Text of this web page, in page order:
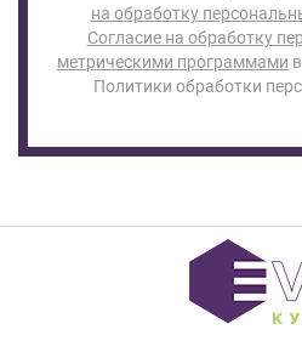
на обработку
Согласие на обработку
метрическими программами
Политики обработки